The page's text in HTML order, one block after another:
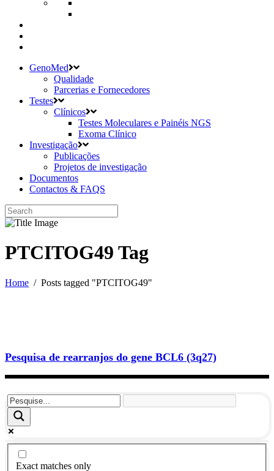
GenoMed
Qualidade
Parcerias e Fornecedores
Testes
Clínicos
Testes Moleculares e Painéis NGS
Exoma Clínico
Investigação
Publicações
Projetos de investigação
Documentos
Contactos & FAQS
PTCITOG49 Tag
Home / Posts tagged "PTCITOG49"
Pesquisa de rearranjos do gene BCL6 (3q27)
Exact matches only